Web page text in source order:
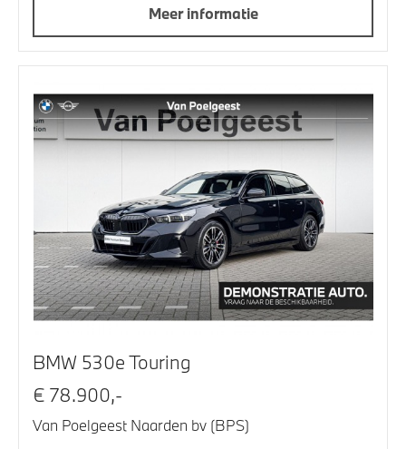
Meer informatie
BMW 530e Touring
€ 78.900,-
Van Poelgeest Naarden bv (BPS)